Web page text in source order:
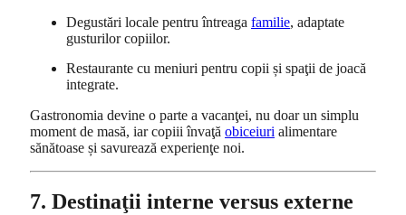
Degustări locale pentru întreaga familie, adaptate
gusturilor copiilor.
Restaurante cu meniuri pentru copii și spaţii de joacă
integrate.
Gastronomia devine o parte a vacanţei, nu doar un simplu
moment de masă, iar copiii învaţă obiceiuri alimentare
sănătoase și savurează experienţe noi.
7. Destinaţii interne versus externe